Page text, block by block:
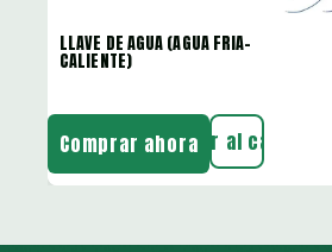
LLAVE DE AGUA (AGUA FRIA-
CALIENTE)
Comprar ahoraAñadir al carrito